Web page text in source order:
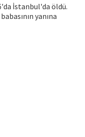
İstanbul'da öldü.
yanına